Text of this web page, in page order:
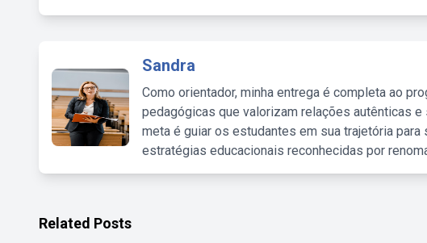
Sandra
Como orientador, minha entrega é completa ao
pedagógicas que valorizam relações autênticas
meta é guiar os estudantes em sua trajetória
estratégias educacionais reconhecidas por
Related Posts